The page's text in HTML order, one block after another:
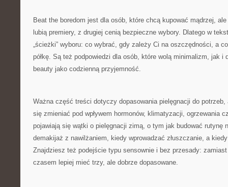
Beat the boredom jest dla osób, które chcą kupować mądrzej,
lubią premiery, z drugiej cenią bezpieczne wybory. Dlatego w
„ścieżki” wyboru: co wybrać, gdy zależy Ci na oszczędności, a
półkę. Są też podpowiedzi dla osób, które wolą minimalizm, jak i
beauty jako codzienną przyjemność.
Ważna część treści dotyczy dopasowania pielęgnacji do
się zmieniać pod wpływem hormonów, klimatyzacji, ogrzewania
pojawiają się wątki o pielęgnacji zimą, o tym jak budować rutynę
demakijaż z nawilżaniem, kiedy wprowadzać złuszczanie, a
Znajdziesz też podejście typu sensownie i bez przesady:
czasem lepiej mieć trzy, ale dobrze dopasowane.